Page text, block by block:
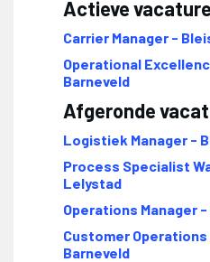
Actieve
Carrier Manager -
Operational
Barneveld
Afgeronde
Logistiek Manager -
Process Specialist
Lelystad
Operations Manager
Customer Operations
Barneveld